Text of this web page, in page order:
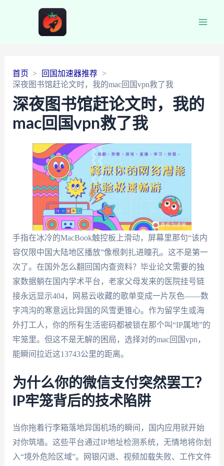
首页
回国加速器推荐
深夜图书馆赶论文时，我的mac回国vpn救了我
深夜图书馆赶论文时，我的
mac回国vpn救了我
手指在冰冷的MacBook触控板上滑动，屏幕里那句“该内
容仅限中国大陆地区播放”像根刺扎进瞳孔。这不是第一
次了。在国外怎么翻回国内查资料？毕业论文需要的独
家数据躺在国内学术平台，老家父母发来的医院挂号链
接永远显示404，网易云收藏的歌单变成一片灰色——数
字鸿沟的寒意远比异国的风雪更锥心。作为留学生或海
外打工人，你的所有生活密码都被锁在那个叫“IP属地”的
牢笼里。但这不是无解的困局，选择对的mac回国vpn，
能瞬间拉近这13743公里的距离。
为什么你的微信支付突然罢工？
IP牢笼背后的技术陷阱
当你拖着行李箱落地异国机场的瞬间，国内应用就开始
对你筑墙。这些平台通过IP地址检测系统，无情地将你划
入“境外危险区域”。网银闪退、视频加载失败、工作文件